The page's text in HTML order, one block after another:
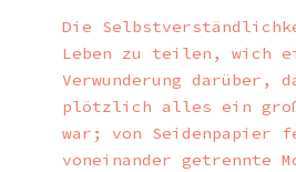
Die
Leben zu teilen, wich
Verwunderung darüber,
plötzlich alles ein
war; von Seidenpapier
voneinander getrennte